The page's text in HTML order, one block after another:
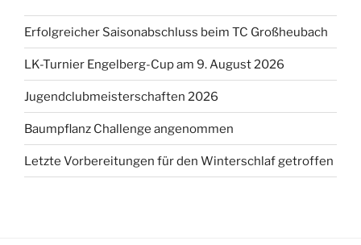
Erfolgreicher Saisonabschluss beim TC Großheubach
LK-Turnier Engelberg-Cup am 9. August 2026
Jugendclubmeisterschaften 2026
Baumpflanz Challenge angenommen
Letzte Vorbereitungen für den Winterschlaf getroffen